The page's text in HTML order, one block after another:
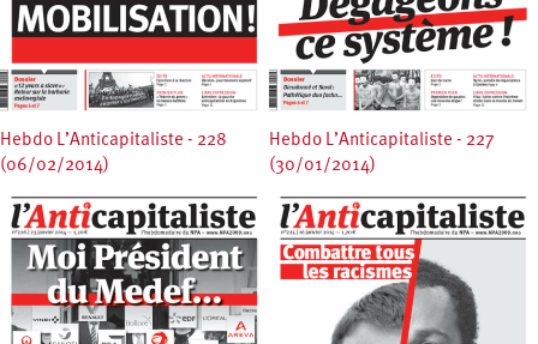
Hebdo L’Anticapitaliste - 228
(06/02/2014)
Hebdo L’Anticapitaliste - 227
(30/01/2014)